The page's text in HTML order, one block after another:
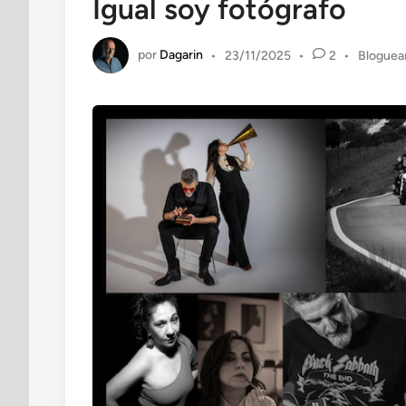
Igual soy fotógrafo
por Dagarin • 23/11/2025 • 2 •